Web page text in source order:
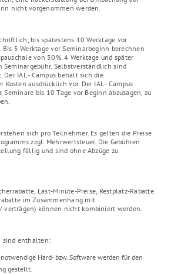
nicht vorgenommen werden.
bis spätestens 10 Werktage vor
5 Werktage vor Seminarbeginn berechnen
von 50%. 4 Werktage und später
Selbstverständlich sind
Der IAL - Campus behält sich die
ausdrücklich vor. Der IAL - Campus
Seminare bis 10 Tage vor Beginn abzusagen, zu
sich pro Teilnehmer. Es gelten die Preise
zzgl. Mehrwertsteuer. Die Gebühren
fällig und sind ohne Abzüge zu
Last-Minute-Preise, Restplatz-Rabatte
im Zusammenhang mit
verträgen) können nicht kombiniert werden.
sind enthalten:
Hard- bzw. Software werden für den
gestellt.